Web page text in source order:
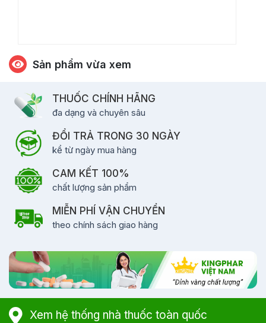
Sản phẩm vừa xem
THUỐC CHÍNH HÃNG
đa dạng và chuyên sâu
ĐỔI TRẢ TRONG 30 NGÀY
kể từ ngày mua hàng
CAM KẾT 100%
chất lượng sản phẩm
MIỄN PHÍ VẬN CHUYỂN
theo chính sách giao hàng
Xem hệ thống nhà thuốc toàn quốc